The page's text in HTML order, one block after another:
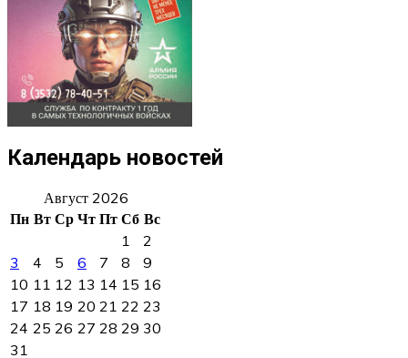
Календарь новостей
Август 2026
Пн Вт Ср Чт Пт Сб Вс
1
2
3
4 5 6 7 8
9
10 11 12 13 14 15 16
17 18 19 20 21 22 23
24 25 26 27 28 29 30
31